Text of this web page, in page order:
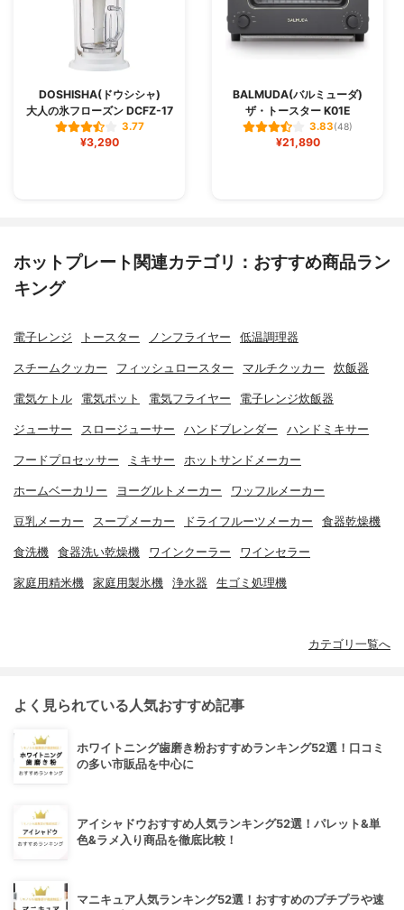
DOSHISHA(ドウシシャ)
大人の氷フローズン DCFZ-17
3.77
¥3,290
BALMUDA(バルミューダ)
ザ・トースター K01E
3.83(48)
¥21,890
ホットプレート関連カテゴリ：おすすめ商品ラン
キング
電子レンジ トースター ノンフライヤー 低温調理器
スチームクッカー フィッシュロースター マルチクッカー 炊飯器
電気ケトル 電気ポット 電気フライヤー 電子レンジ炊飯器
ジューサー スロージューサー ハンドブレンダー ハンドミキサー
フードプロセッサー ミキサー ホットサンドメーカー
ホームベーカリー ヨーグルトメーカー ワッフルメーカー
豆乳メーカー スープメーカー ドライフルーツメーカー 食器乾燥機
食洗機 食器洗い乾燥機 ワインクーラー ワインセラー
家庭用精米機 家庭用製氷機 浄水器 生ゴミ処理機
カテゴリ一覧へ
よく見られている人気おすすめ記事
ホワイトニング歯磨き粉おすすめランキング52選！口コミ
の多い市販品を中心に
アイシャドウおすすめ人気ランキング52選！パレット&単
色&ラメ入り商品を徹底比較！
マニキュア人気ランキング52選！おすすめのプチプラや速